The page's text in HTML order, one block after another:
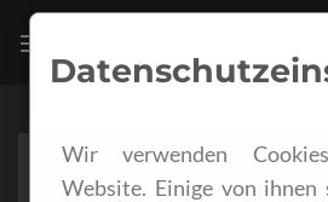
Zum
Inhalt
springen
Wir verwenden
Website. Einige von ihnen